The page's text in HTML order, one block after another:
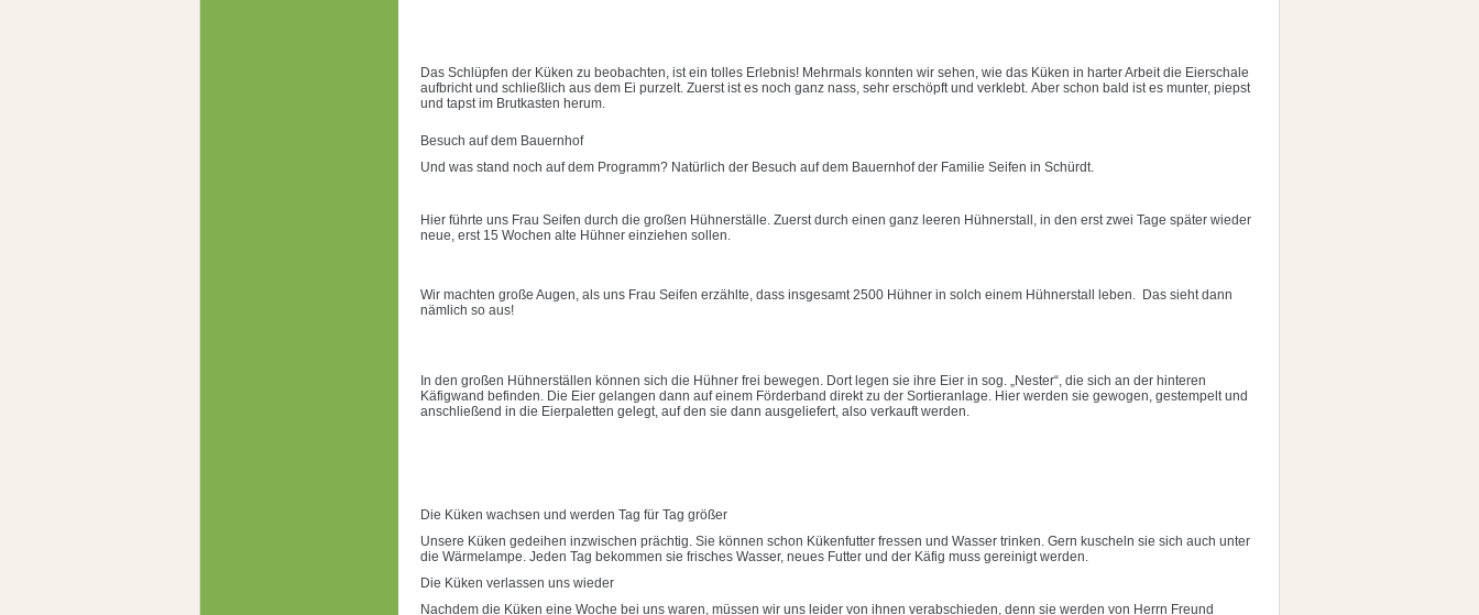
Das Schlüpfen der Küken zu beobachten, ist ein tolles Erlebnis! Mehrmals konnten wir sehen, wie das Küken in harter Arbeit die Eierschale
aufbricht und schließlich aus dem Ei purzelt. Zuerst ist es noch ganz nass, sehr erschöpft und verklebt. Aber schon bald ist es munter, piepst
und tapst im Brutkasten herum.
Besuch auf dem Bauernhof
Und was stand noch auf dem Programm? Natürlich der Besuch auf dem Bauernhof der Familie Seifen in Schürdt.
Hier führte uns Frau Seifen durch die großen Hühnerställe. Zuerst durch einen ganz leeren Hühnerstall, in den erst zwei Tage später wieder
neue, erst 15 Wochen alte Hühner einziehen sollen.
Wir machten große Augen, als uns Frau Seifen erzählte, dass insgesamt 2500 Hühner in solch einem Hühnerstall leben. Das sieht dann
nämlich so aus!
In den großen Hühnerställen können sich die Hühner frei bewegen. Dort legen sie ihre Eier in sog. „Nester“, die sich an der hinteren
Käfigwand befinden. Die Eier gelangen dann auf einem Förderband direkt zu der Sortieranlage. Hier werden sie gewogen, gestempelt und
anschließend in die Eierpaletten gelegt, auf den sie dann ausgeliefert, also verkauft werden.
Die Küken wachsen und werden Tag für Tag größer
Unsere Küken gedeihen inzwischen prächtig. Sie können schon Kükenfutter fressen und Wasser trinken. Gern kuscheln sie sich auch unter
die Wärmelampe. Jeden Tag bekommen sie frisches Wasser, neues Futter und der Käfig muss gereinigt werden.
Die Küken verlassen uns wieder
Nachdem die Küken eine Woche bei uns waren, müssen wir uns leider von ihnen verabschieden, denn sie werden von Herrn Freund